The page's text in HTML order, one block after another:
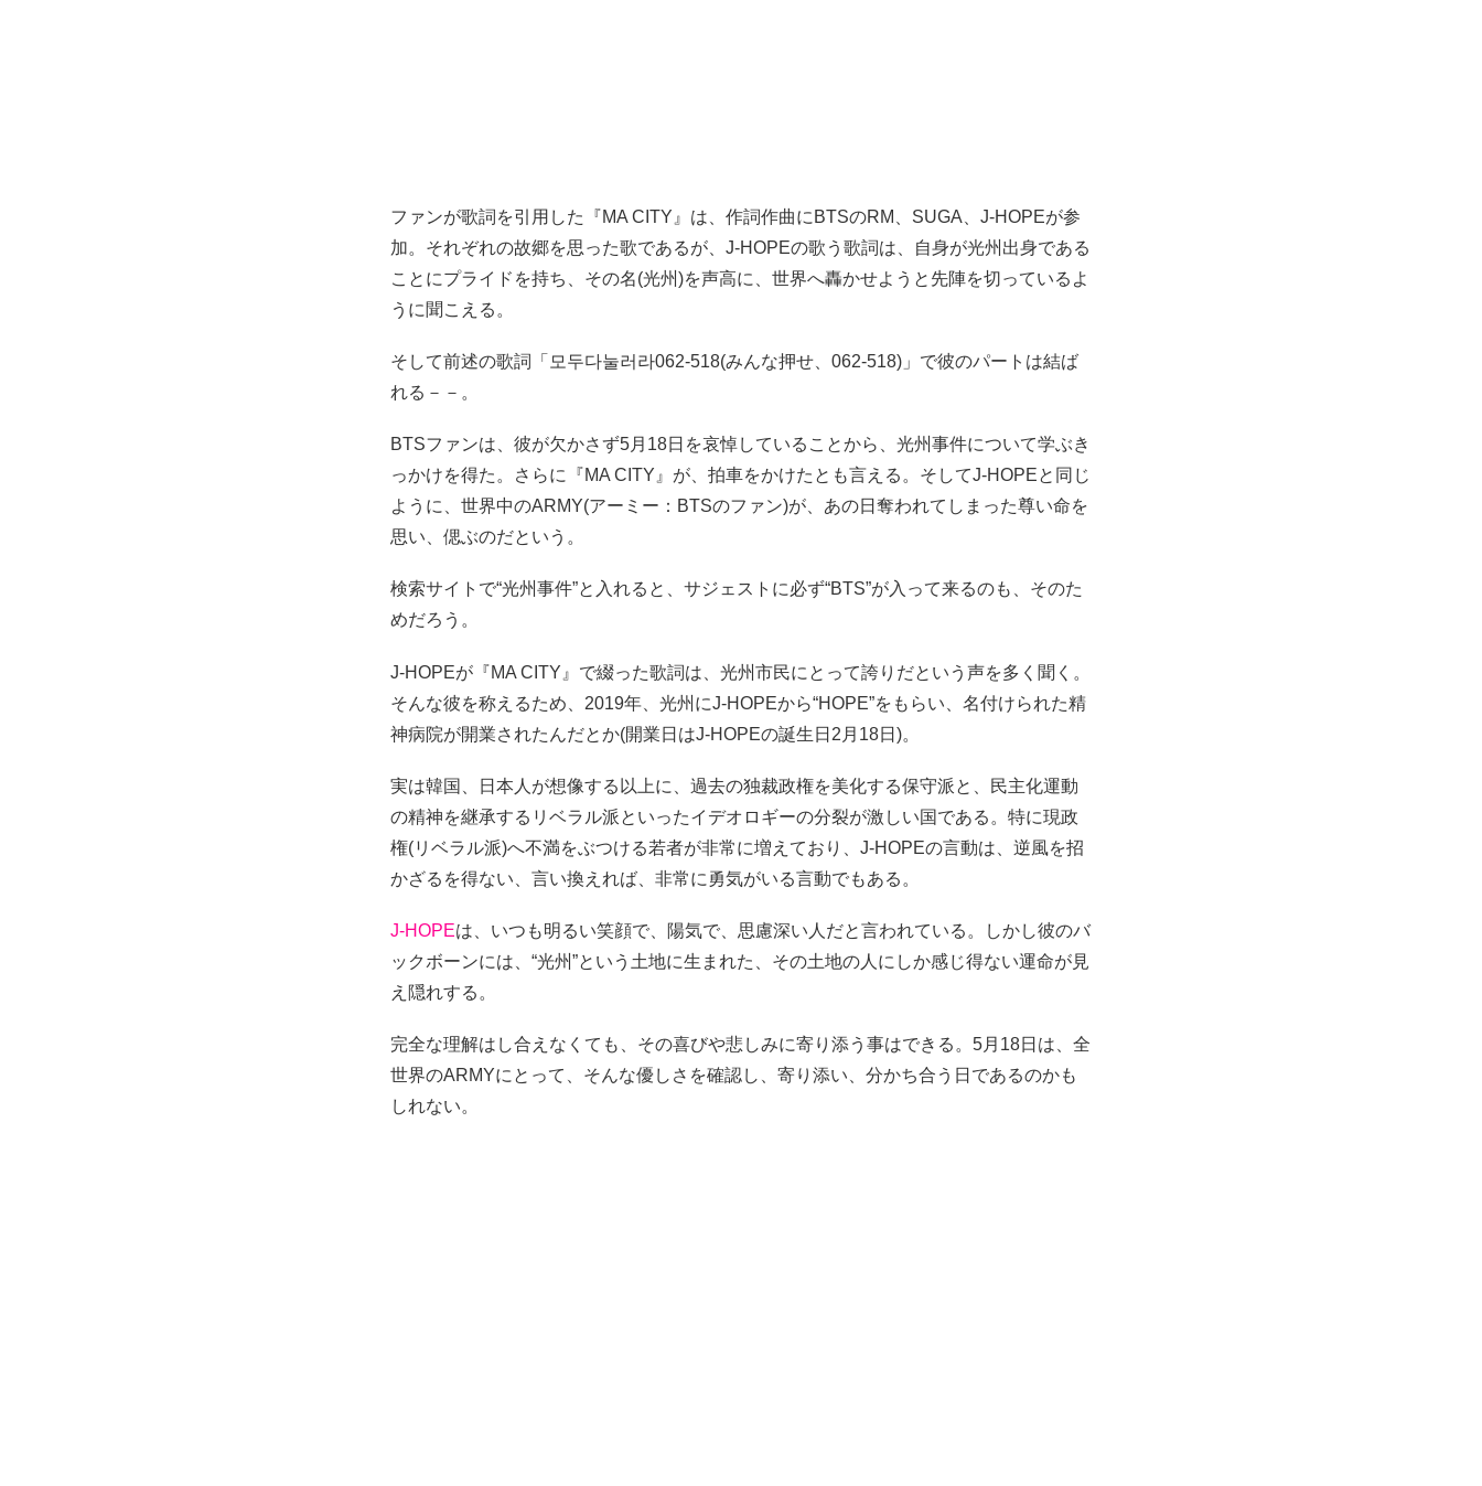
ファンが歌詞を引用した『MA CITY』は、作詞作曲にBTSのRM、SUGA、J-HOPEが参
加。それぞれの故郷を思った歌であるが、J-HOPEの歌う歌詞は、自身が光州出身である
ことにプライドを持ち、その名(光州)を声高に、世界へ轟かせようと先陣を切っているよ
うに聞こえる。
そして前述の歌詞「모두다눌러라062-518(みんな押せ、062-518)」で彼のパートは結ば
れる－－。
BTSファンは、彼が欠かさず5月18日を哀悼していることから、光州事件について学ぶき
っかけを得た。さらに『MA CITY』が、拍車をかけたとも言える。そしてJ-HOPEと同じ
ように、世界中のARMY(アーミー：BTSのファン)が、あの日奪われてしまった尊い命を
思い、偲ぶのだという。
検索サイトで“光州事件”と入れると、サジェストに必ず“BTS”が入って来るのも、そのた
めだろう。
J-HOPEが『MA CITY』で綴った歌詞は、光州市民にとって誇りだという声を多く聞く。
そんな彼を称えるため、2019年、光州にJ-HOPEから“HOPE”をもらい、名付けられた精
神病院が開業されたんだとか(開業日はJ-HOPEの誕生日2月18日)。
実は韓国、日本人が想像する以上に、過去の独裁政権を美化する保守派と、民主化運動
の精神を継承するリベラル派といったイデオロギーの分裂が激しい国である。特に現政
権(リベラル派)へ不満をぶつける若者が非常に増えており、J-HOPEの言動は、逆風を招
かざるを得ない、言い換えれば、非常に勇気がいる言動でもある。
J-HOPEは、いつも明るい笑顔で、陽気で、思慮深い人だと言われている。しかし彼のバ
ックボーンには、“光州”という土地に生まれた、その土地の人にしか感じ得ない運命が見
え隠れする。
完全な理解はし合えなくても、その喜びや悲しみに寄り添う事はできる。5月18日は、全
世界のARMYにとって、そんな優しさを確認し、寄り添い、分かち合う日であるのかも
しれない。